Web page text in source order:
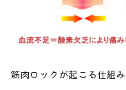
筋肉ロックが起こる仕組み